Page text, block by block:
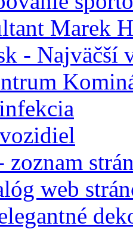
Marek
- Najväčší
zoznam
web